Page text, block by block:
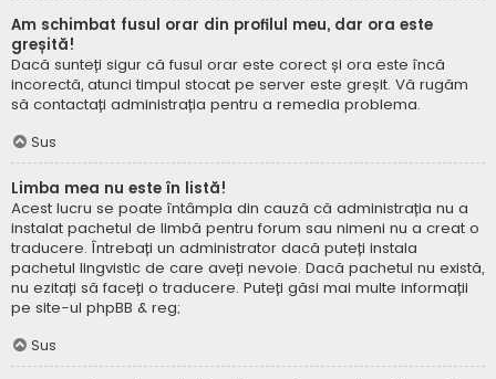
Am schimbat fusul orar din profilul meu, dar ora este
greșită!
Dacă sunteți sigur că fusul orar este corect și ora este încă
incorectă, atunci timpul stocat pe server este greșit. Vă rugăm
să contactați administrația pentru a remedia problema.
Sus
Limba mea nu este în listă!
Acest lucru se poate întâmpla din cauză că administrația nu a
instalat pachetul de limbă pentru forum sau nimeni nu a creat o
traducere. Întrebați un administrator dacă puteți instala
pachetul lingvistic de care aveți nevoie. Dacă pachetul nu există,
nu ezitați să faceți o traducere. Puteți găsi mai multe informații
pe site-ul phpBB & reg;
Sus